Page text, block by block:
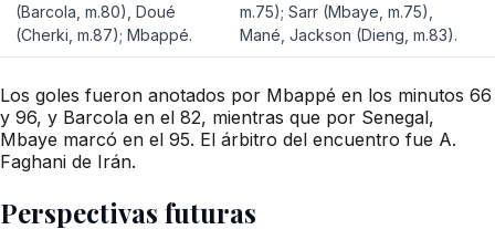
(Barcola, m.80), Doué
(Cherki, m.87); Mbappé.
m.75); Sarr (Mbaye, m.75),
Mané, Jackson (Dieng, m.83).
Los goles fueron anotados por Mbappé en los minutos 66
y 96, y Barcola en el 82, mientras que por Senegal,
Mbaye marcó en el 95. El árbitro del encuentro fue A.
Faghani de Irán.
Perspectivas futuras